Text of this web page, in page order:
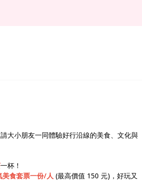
大小朋友一同體驗好行沿線的美食、文化與
一杯！
食套票一份/人 (最高價值 150 元)，好玩又